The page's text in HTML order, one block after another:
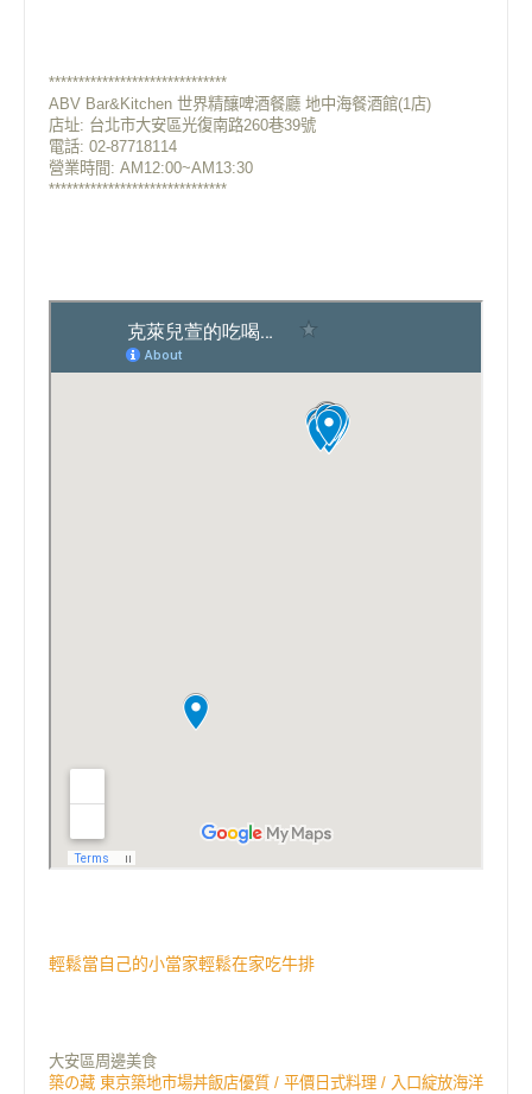
******************************
ABV Bar&Kitchen 世界精釀啤酒餐廳 地中海餐酒館(1店)
店址: 台北市大安區光復南路260巷39號
電話: 02-87718114
營業時間: AM12:00~AM13:30
******************************
輕鬆當自己的小當家輕鬆在家吃牛排
大安區周邊美食
築の藏 東京築地市場丼飯店優質 / 平價日式料理 / 入口綻放海洋